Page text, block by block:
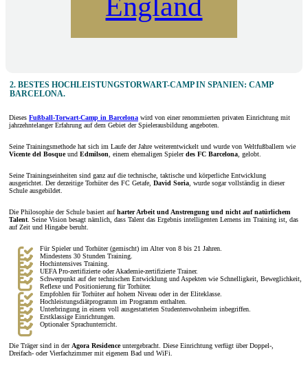
2. BESTES HOCHLEISTUNGSTORWART-CAMP IN SPANIEN: CAMP
BARCELONA.
Dieses Fußball-Torwart-Camp in Barcelona wird von einer renommierten privaten Einrichtung mit
jahrzehntelanger Erfahrung auf dem Gebiet der Spielerausbildung angeboten.
Seine Trainingsmethode hat sich im Laufe der Jahre weiterentwickelt und wurde von Weltfußballern wie
Vicente del Bosqueund Edmilson , einem ehemaligen Spielerdes FC Barcelona , gelobt.
Seine Trainingseinheiten sind ganz auf die technische, taktische und körperliche Entwicklung
ausgerichtet. Der derzeitige Torhüter des FC Getafe, David Soria , wurde sogar vollständig in dieser
Schule ausgebildet.
Die Philosophie der Schule basiert aufharter Arbeit und Anstrengung und nicht auf natürlichem
Talent . Seine Vision besagt nämlich, dass Talent das Ergebnis intelligenten Lernens im Training ist, das
auf Zeit und Hingabe beruht.
Für Spieler und Torhüter (gemischt) im Alter von 8 bis 21 Jahren.
Mindestens 30 Stunden Training.
Hochintensives Training.
UEFA Pro-zertifizierte oder Akademie-zertifizierte Trainer.
Schwerpunkt auf der technischen Entwicklung und Aspekten wie Schnelligkeit, Beweglichkeit,
Reflexe und Positionierung für Torhüter.
Empfohlen für Torhüter auf hohem Niveau oder in der Eliteklasse.
Hochleistungsdiätprogramm im Programm enthalten.
Unterbringung in einem voll ausgestatteten Studentenwohnheim inbegriffen.
Erstklassige Einrichtungen.
Optionaler Sprachunterricht.
Die Träger sind in der Agora Residenceuntergebracht. Diese Einrichtung verfügt über Doppel-,
Dreifach- oder Vierfachzimmer mit eigenem Bad und WiFi.